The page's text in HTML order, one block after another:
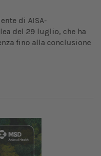
di AISA-
del 29 luglio, che ha
fino alla conclusione